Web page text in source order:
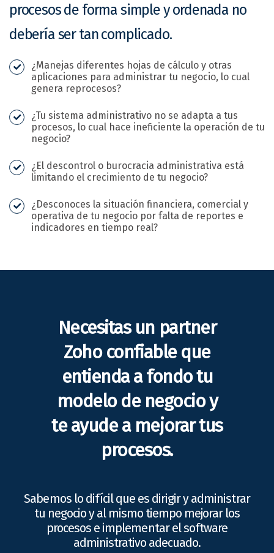
procesos de forma simple y ordenada no
debería ser tan complicado.
¿Manejas diferentes hojas de cálculo y otras
aplicaciones para administrar tu negocio, lo cual
genera reprocesos?
¿Tu sistema administrativo no se adapta a tus
procesos, lo cual hace ineficiente la operación de tu
negocio?
¿El descontrol o burocracia administrativa está
limitando el crecimiento de tu negocio?
¿Desconoces la situación financiera, comercial y
operativa de tu negocio por falta de reportes e
indicadores en tiempo real?
Necesitas un partner
Zoho confiable que
entienda a fondo tu
modelo de negocio y
te ayude a mejorar tus
procesos.
Sabemos lo difícil que es dirigir y administrar
tu negocio y al mismo tiempo mejorar los
procesos e implementar el software
administrativo adecuado.